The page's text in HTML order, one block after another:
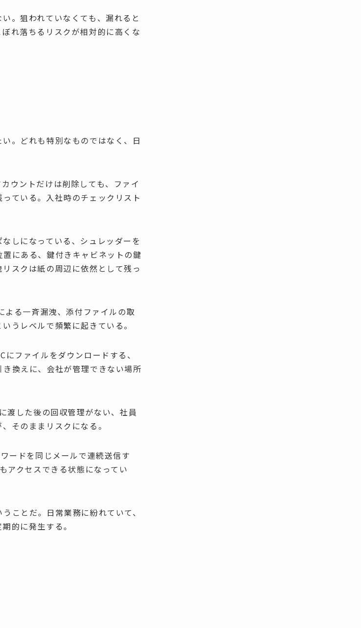
。狙われていなくても、漏れると
れ落ちるリスクが相対的に高くな
。どれも特別なものではなく、日
ウントだけは削除しても、ファイ
ている。入社時のチェックリスト
しになっている、シュレッダーを
にある、鍵付きキャビネットの鍵
スクは紙の周辺に依然として残っ
よる一斉漏洩、添付ファイルの取
うレベルで頻繁に起きている。
ファイルをダウンロードする、
換えに、会社が管理できない場所
渡した後の回収管理がない、社員
そのままリスクになる。
ードを同じメールで連続送信す
アクセスできる状態になってい
ことだ。日常業務に紛れていて、
的に発生する。